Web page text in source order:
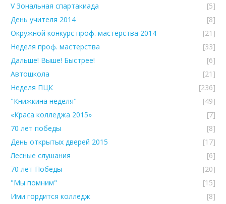
V Зональная спартакиада
[5]
День учителя 2014
[8]
Окружной конкурс проф. мастерства 2014
[21]
Неделя проф. мастерства
[33]
Дальше! Выше! Быстрее!
[6]
Автошкола
[21]
Неделя ПЦК
[236]
"Книжкина неделя"
[49]
«Краса колледжа 2015»
[7]
70 лет победы
[8]
День открытых дверей 2015
[17]
Лесные слушания
[6]
70 лет Победы
[20]
"Мы помним"
[15]
Ими гордится колледж
[8]